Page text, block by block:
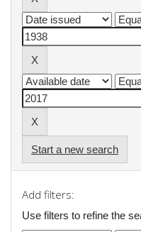
Start a new search
Add filters:
Use filters to refine the